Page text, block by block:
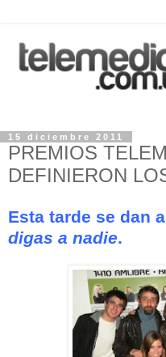
15 diciembre 2011
PREMIOS
DEFINIERON
Esta tarde se dan
digas a nadie.